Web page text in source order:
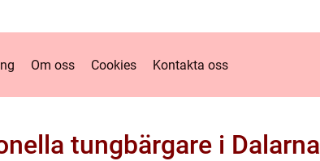
Om oss Cookies Kontakta oss
tungbärgare i Dalarna